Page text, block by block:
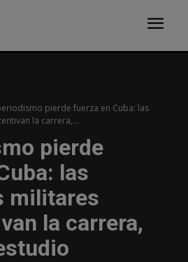
pierde fuerza en Cuba: las
la carrera,...
pierde
las
militares
la carrera,